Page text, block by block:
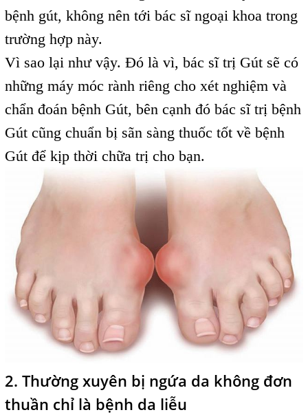
bệnh gút, không nên tới bác sĩ ngoại khoa trong
trường hợp này.
Vì sao lại như vậy. Đó là vì, bác sĩ trị Gút sẽ có
những máy móc rành riêng cho xét nghiệm và
chẩn đoán bệnh Gút, bên cạnh đó bác sĩ trị bệnh
Gút cũng chuẩn bị sãn sàng thuốc tốt về bệnh
Gút để kịp thời chữa trị cho bạn.
2. Thường xuyên bị ngứa da không đơn
thuần chỉ là bệnh da liễu